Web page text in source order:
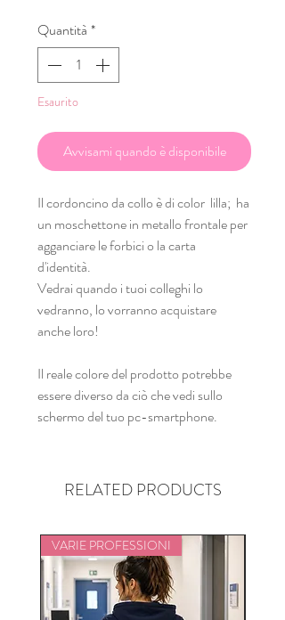
Quantità *
Esaurito
Avvisami quando è disponibile
Il cordoncino da collo è di color lilla; ha
un moschettone in metallo frontale per
agganciare le forbici o la carta
d'identità.
Vedrai quando i tuoi colleghi lo
vedranno, lo vorranno acquistare
anche loro!
Il reale colore del prodotto potrebbe
essere diverso da ciò che vedi sullo
schermo del tuo pc-smartphone.
RELATED PRODUCTS
VARIE PROFESSIONI